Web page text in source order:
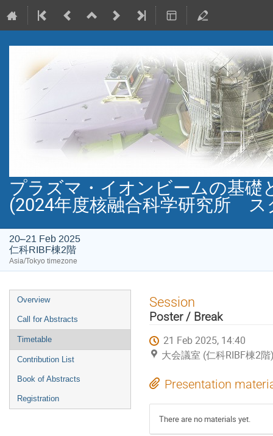
プラズマ・イオンビー
(2024年度核融合科学研究所
20–21 Feb 2025
仁科RIBF棟2階
Asia/Tokyo timezone
Event
menu
Overview
Call for Abstracts
Timetable
Contribution List
Book of Abstracts
Registration
Session
Poster / Break
21 Feb 2025, 14:40
大会議室 (仁科RIBF棟2
Presentation
There are no materials yet.